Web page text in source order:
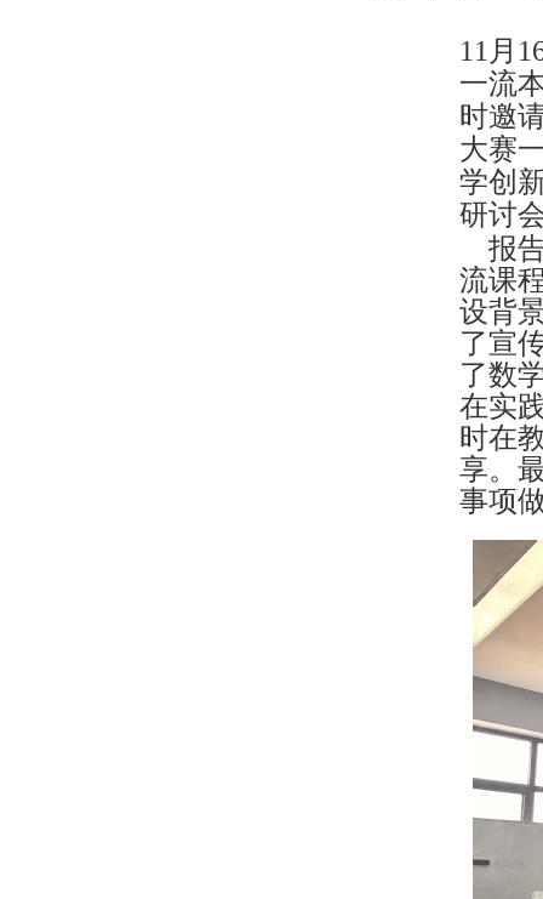
11月
一流
时邀
大赛
学创
研讨
报告
流课
设背
了宣
了数
在实
时在
享。
事项